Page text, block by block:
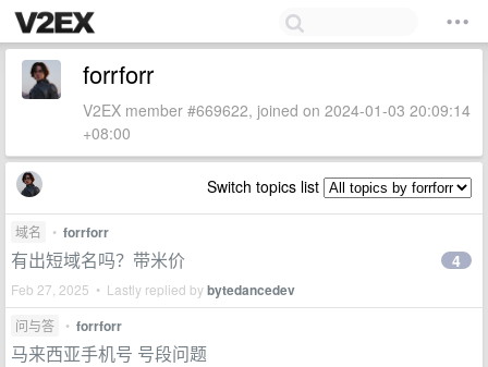
forrforr
V2EX member #669622, joined on 2024-01-03 20:09:14
+08:00
Switch topics list
域名 • forrforr
有出短域名吗？带米价
Feb 27, 2025 • Lastly replied bybytedancedev
4
问与答 • forrforr
马来西亚手机号 号段问题